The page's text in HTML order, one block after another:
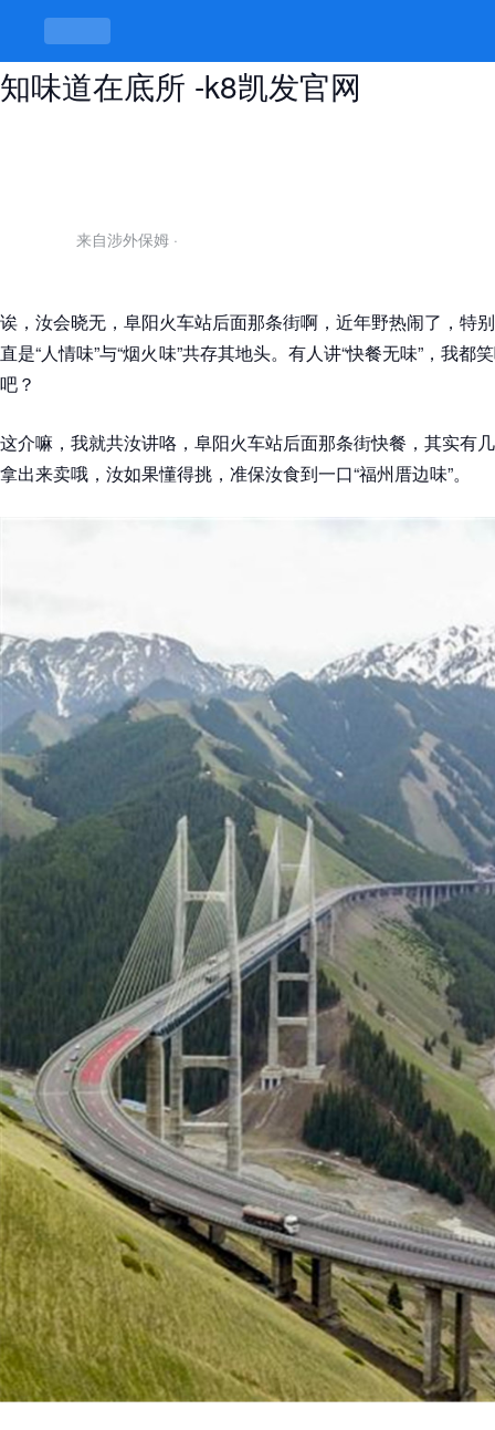
阜阳火车站后面一条街快餐，食过才
知味道在底所 -k8凯发官网
来自涉外保姆 ·
诶，汝会晓无，阜阳火车站后面那条街啊，近年野热闹了，特
直是“人情味”与“烟火味”共存其地头。有人讲“快餐无味”，我都
吧？
这介嘛，我就共汝讲咯，阜阳火车站后面那条街快餐，其实有
拿出来卖哦，汝如果懂得挑，准保汝食到一口“福州厝边味”。